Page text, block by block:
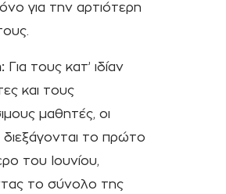
για την αρτιότερη
Για τους κατ’ ιδίαν
και τους
μαθητές, οι
διεξάγονται το πρώτο
του Ιουνίου,
το σύνολο της